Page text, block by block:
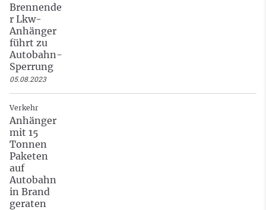
Brennende
r Lkw-
Anhänger
führt zu
Autobahn-
Sperrung
05.08.2023
Verkehr
Anhänger
mit 15
Tonnen
Paketen
auf
Autobahn
in Brand
geraten